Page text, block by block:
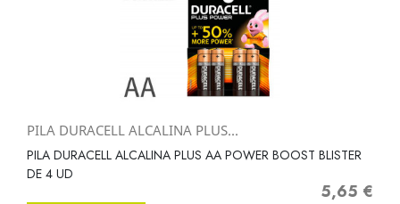
PILA DURACELL ALCALINA PLUS...
PILA DURACELL ALCALINA PLUS AA POWER BOOST BLISTER
DE 4 UD
Precio
5,65 €